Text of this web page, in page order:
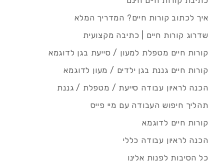
איך לכתוב קורות חיים? המדריך המלא
שדרוג קורות חיים | כתיבה מקצועית
קורות חיים מטפלת למעון / סייעת בגן לדוגמא
קורות חיים גננת בגן ילדים / מעון לדוגמא
הכנה לראיון עבודה סייעת / מטפלת / גננת
תהליך חיפוש העבודה עם מיי פייס
קורות חיים לדוגמא
הכנה לראיון עבודה כללי
כל הסיבות לפנות אלינו